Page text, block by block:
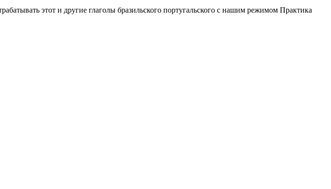
этот и другие глаголы бразильского португальского с нашим режимом Практика